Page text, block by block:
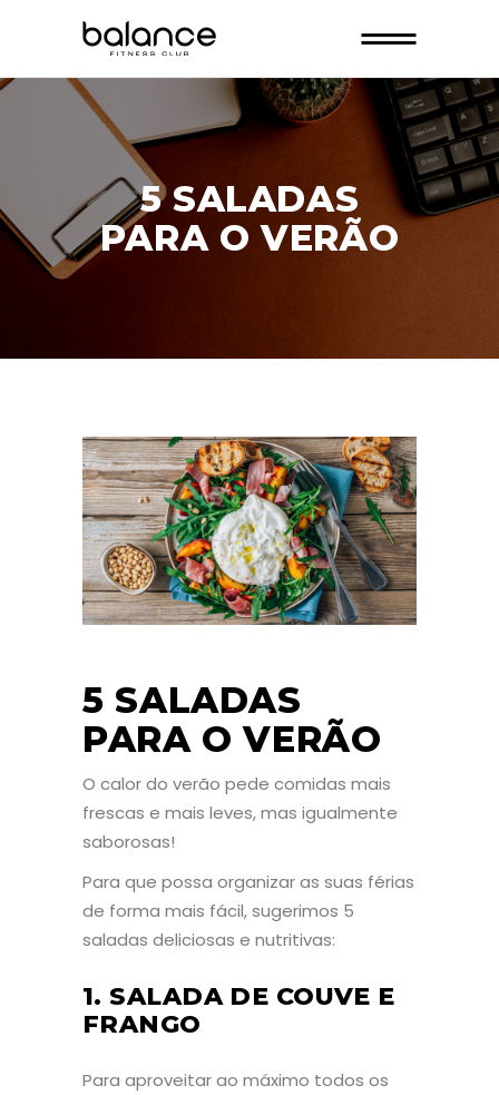
5 SALADAS
PARA O VERÃO
5 SALADAS
PARA O VERÃO
O calor do verão pede comidas mais
frescas e mais leves, mas igualmente
saborosas!
Para que possa organizar as suas férias
de forma mais fácil, sugerimos 5
saladas deliciosas e nutritivas:
1. SALADA DE COUVE E
FRANGO
Para aproveitar ao máximo todos os